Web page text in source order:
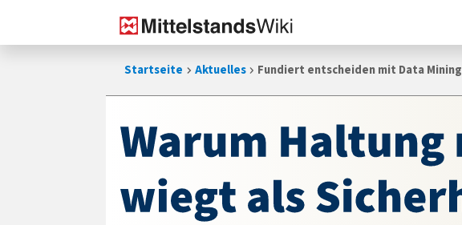
Startseite Aktuelles Fundiert entscheiden mit Data Mining